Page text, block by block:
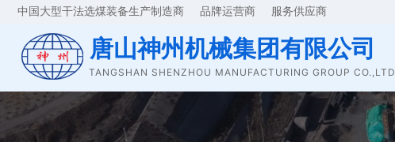
中国大型干法选煤装备生产制造商 品牌运营商 服务供应商
唐山神州机械集团有限公司
TANGSHAN SHENZHOU MANUFACTURING GROUP CO.,LTD